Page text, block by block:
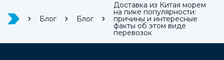
Блог Блог
Доставка из Китая морем
на пике популярности:
причины и интересные
факты об этом виде
перевозок